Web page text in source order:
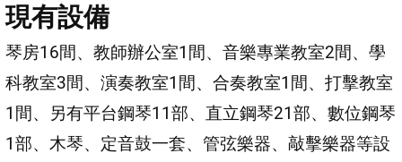
現有設備
琴房16間、教師辦公室1間、音樂專業教室2間、學
科教室3間、演奏教室1間、合奏教室1間、打擊教室
1間、另有平台鋼琴11部、直立鋼琴21部、數位鋼琴
1部、木琴、定音鼓一套、管弦樂器、敲擊樂器等設